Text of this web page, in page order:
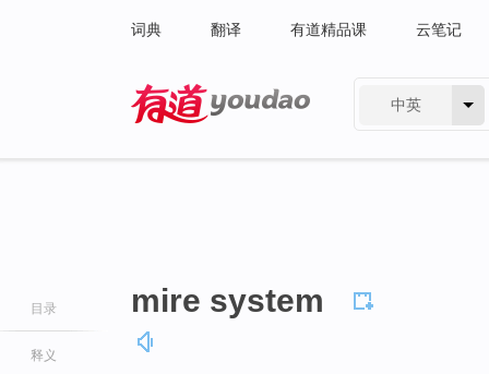
词典 翻译 有道精品课 云笔记
中英
目录
释义
mire system